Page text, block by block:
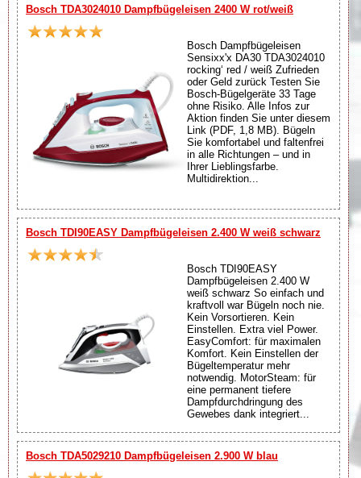
Bosch TDA3024010 Dampfbügeleisen 2400 W rot/weiß
Bosch Dampfbügeleisen
Sensixx'x DA30 TDA3024010
rocking‘ red / weiß Zufrieden
oder Geld zurück Testen Sie
Bosch-Bügelgeräte 33 Tage
ohne Risiko. Alle Infos zur
Aktion finden Sie unter diesem
Link (PDF, 1,8 MB). Bügeln
Sie komfortabel und faltenfrei
in alle Richtungen – und in
Ihrer Lieblingsfarbe.
Multidirektion...
Bosch TDI90EASY Dampfbügeleisen 2.400 W weiß schwarz
Bosch TDI90EASY
Dampfbügeleisen 2.400 W
weiß schwarz So einfach und
kraftvoll war Bügeln noch nie.
Kein Vorsortieren. Kein
Einstellen. Extra viel Power.
EasyComfort: für maximalen
Komfort. Kein Einstellen der
Bügeltemperatur mehr
notwendig. MotorSteam: für
eine permanent tiefere
Dampfdurchdringung des
Gewebes dank integriert...
Bosch TDA5029210 Dampfbügeleisen 2.900 W blau